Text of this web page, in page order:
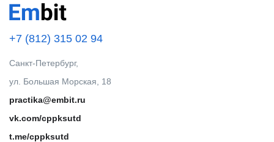
+7 (812) 315 02 94
Санкт-Петербург,
ул. Большая Морская, 18
practika@embit.ru
vk.com/cppksutd
t.me/cppksutd